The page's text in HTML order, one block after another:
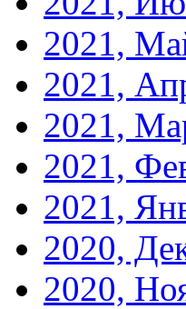
2021,
2021,
2021,
2021,
2021,
2020,
2020,